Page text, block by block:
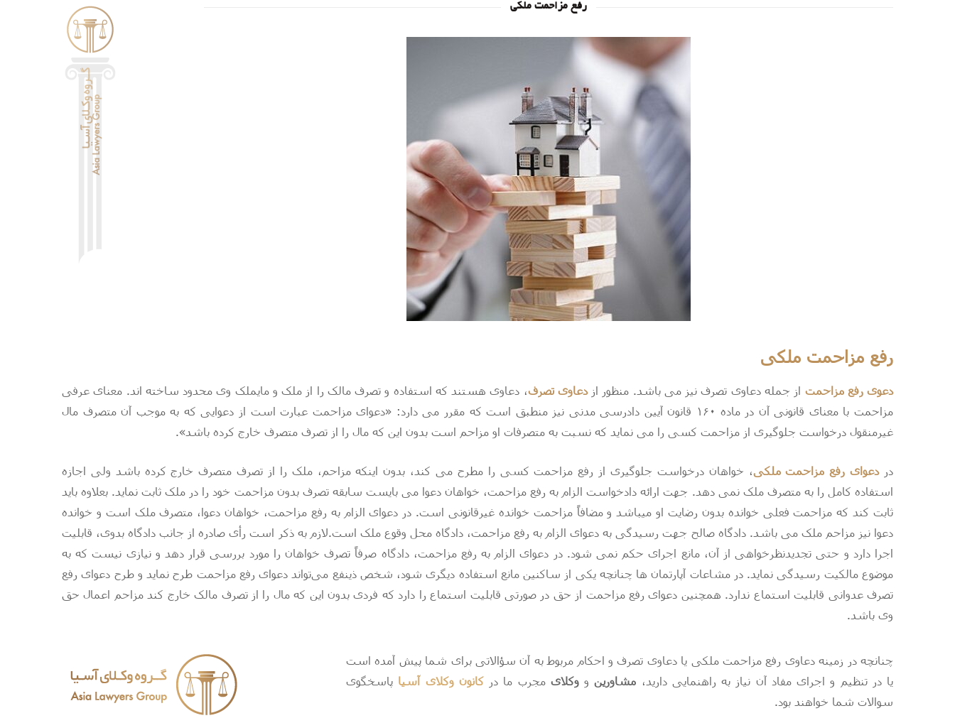
رفع مزاحمت ملکی
رفع مزاحمت ملکی
دعوی رفع مزاحمت از جمله دعاوی تصرف نیز می باشد. منظور ازدعاوی تصرف، دعاوی هستند که استفاده و تصرف مالک را از ملک و مایملک وی محدود ساخته اند. معنای عرفی
مزاحمت با معنای قانونی آن در ماده ۱۶۰ قانون آیین دادرسی مدنی نیز منطبق است که مقرر می دارد: «دعوای مزاحمت عبارت است از دعوایی که به موجب آن متصرف مال
غیرمنقول درخواست جلوگیری از مزاحمت کسی را می نماید که نسبت به متصرفات او مزاحم است بدون این که مال را از تصرف متصرف خارج کرده باشد».
دردعوای رفع مزاحمت ملکی، خواهان درخواست جلوگیری از رفع مزاحمت کسی را مطرح می کند، بدون اینکه مزاحم، ملک را از تصرف متصرف خارج کرده باشد ولی اجازه
استفاده کامل را به متصرف ملک نمی دهد. جهت ارائه دادخواست الزام به رفع مزاحمت، خواهان دعوا می بایست سابقه تصرف بدون مزاحمت خود را در ملک ثابت نماید. بعلاوه باید
ثابت کند که مزاحمت فعلی خوانده بدون رضایت او میباشد و مضافاً مزاحمت خوانده غیرقانونی است. در دعوای الزام به رفع مزاحمت، خواهان دعوا، متصرف ملک است و خوانده
دعوا نیز مزاحم ملک می باشد.دادگاه صالح جهت رسیدگی به دعوای الزام به رفع مزاحمت، دادگاه محل وقوع ملک است.لازم به ذکر است رأی صادره از جانب دادگاه بدوی، قابلیت
اجرا دارد و حتی تجدیدنظرخواهی از آن، مانع اجرای حکم نمی شود. در دعوای الزام به رفع مزاحمت، دادگاه صرفاً تصرف خواهان را مورد بررسی قرار دهد و نیازی نیست که به
موضوع مالکیت رسیدگی نماید. در مشاعات آپارتمان ها چنانچه یکی از ساکنین مانع استفاده دیگری شود، شخص ذینفع می‌تواند دعوای رفع مزاحمت طرح نماید و طرح دعوای رفع
تصرف عدوانی قابلیت استماع ندارد. همچنین دعوای رفع مزاحمت از حق در صورتی قابلیت استماع را دارد که فردی بدون این که مال را از تصرف مالک خارج کند مزاحم اعمال حق
وی باشد.
چنانچه در زمینه دعاوی رفع مزاحمت ملکی یا دعاوی تصرف و احکام مربوط به آن سؤالاتی برای شما پیش آمده است
یا در تنظیم و اجرای مفاد آن نیاز به راهنمایی دارید، مشاورینووکلای مجرب ما درکانون وکلای آسیا پاسخگوی
سوالات شما خواهند بود.